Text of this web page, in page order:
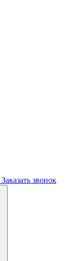
Заказать звонок